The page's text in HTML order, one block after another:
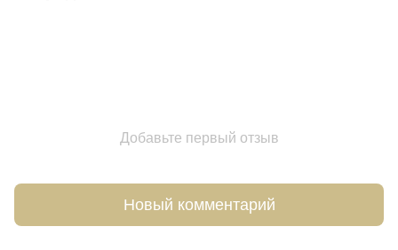
Добавьте первый отзыв
Новый комментарий